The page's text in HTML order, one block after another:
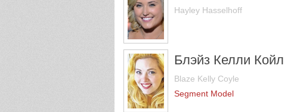
Hayley Hasselhoff
Блэйз Келли Койл
Blaze Kelly Coyle
Segment Model